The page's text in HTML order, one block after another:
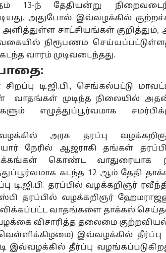
13-ந் தேதியன்று
அதுபோல் இவ்வழக்கில்
அளித்துள்ள சாட்சியங்கள்
நிரூபணம்
வாரம் முடிவடைந்தது.
டி.ஜி.பி., செங்கல்பட்டு
வாதங்கள் முடிந்த நிலையில்
எழுத்துப்பூர்வமாக
அரசு தரப்பு
நேரில் ஆஜராகி தங்கள்
கொண்ட வாதுரையாக
கடந்த 12 ஆம் தேதி
டி.ஜி.பி. தரப்பில் வழக்கறிஞர்
தரப்பில் வழக்கறிஞர்
வாதங்களை தாக்கல்
விசாரித்த தலைமை குற்றவியல்
இவ்வழக்கில்
இவ்வழக்கில் தீர்ப்பு
பர்சனல் கார்னர்
முக்கிய கட்டுரைகள் டாப் ரீல்ஸ்